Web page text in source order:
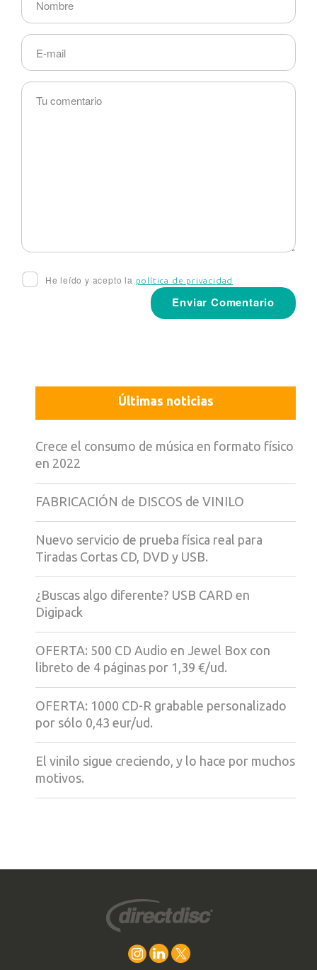
He leído y acepto la política de privacidad
Últimas noticias
Crece el consumo de música en formato físico
en 2022
FABRICACIÓN de DISCOS de VINILO
Nuevo servicio de prueba física real para
Tiradas Cortas CD, DVD y USB.
¿Buscas algo diferente? USB CARD en
Digipack
OFERTA: 500 CD Audio en Jewel Box con
libreto de 4 páginas por 1,39 €/ud.
OFERTA: 1000 CD-R grabable personalizado
por sólo 0,43 eur/ud.
El vinilo sigue creciendo, y lo hace por muchos
motivos.